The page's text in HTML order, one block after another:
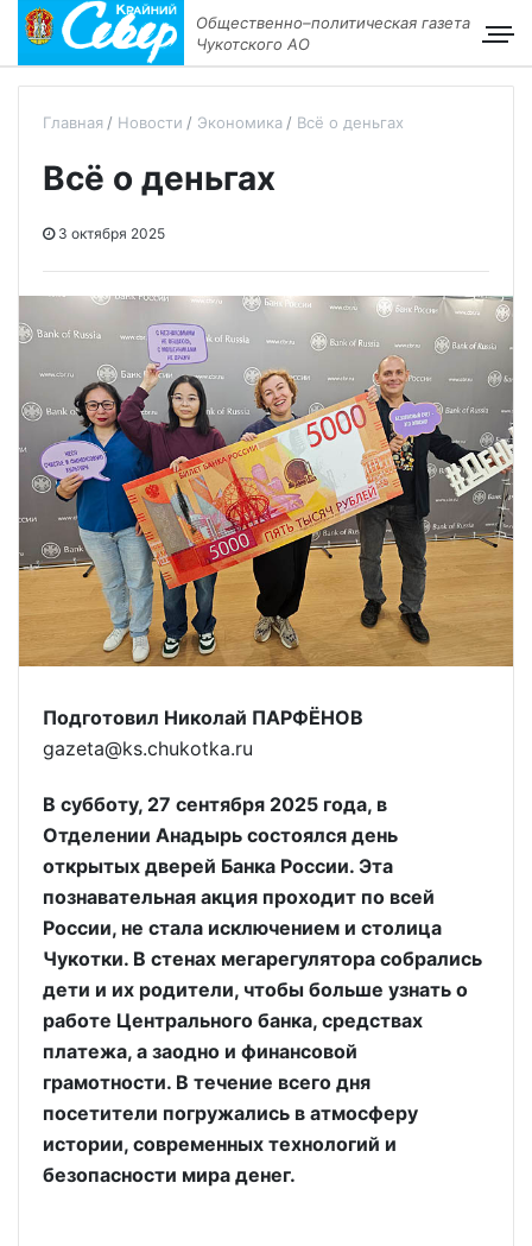
Общественно–политическая газета
Чукотского АО
Главная Новости Экономика Всё о деньгах
Всё о деньгах
3 октября 2025
Подготовил Николай ПАРФЁНОВ
gazeta@ks.chukotka.ru
В субботу, 27 сентября 2025 года, в
Отделении Анадырь состоялся день
открытых дверей Банка России. Эта
познавательная акция проходит по всей
России, не стала исключением и столица
Чукотки. В стенах мегарегулятора собрались
дети и их родители, чтобы больше узнать о
работе Центрального банка, средствах
платежа, а заодно и финансовой
грамотности. В течение всего дня
посетители погружались в атмосферу
истории, современных технологий и
безопасности мира денег.